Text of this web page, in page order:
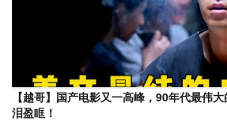
【越哥】国产电影又一高峰，90年代最伟
泪盈眶！